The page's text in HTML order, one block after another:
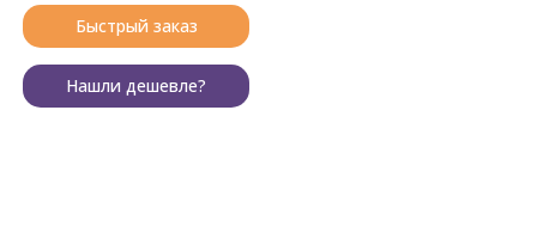
Быстрый заказ
Нашли дешевле?